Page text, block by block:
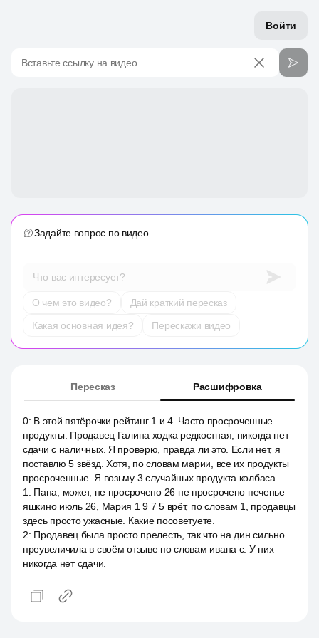
Войти
Вставьте ссылку на видео
Задайте вопрос по видео
Что вас интересует?
О чем это видео?
Дай краткий пересказ
Какая основная идея?
Перескажи видео
Пересказ Расшифровка
0: В этой пятёрочки рейтинг 1 и 4. Часто просроченные
продукты. Продавец Галина ходка редкостная, никогда нет
сдачи с наличных. Я проверю, правда ли это. Если нет, я
поставлю 5 звёзд. Хотя, по словам марии, все их продукты
просроченные. Я возьму 3 случайных продукта колбаса.
1 : Папа, может, не просрочено 26 не просрочено печенье
яшкино июль 26, Мария 1 9 7 5 врёт, по словам 1, продавцы
здесь просто ужасные. Какие посоветуете.
2: Продавец была просто прелесть, так что на дин сильно
преувеличила в своём отзыве по словам ивана с. У них
никогда нет сдачи.